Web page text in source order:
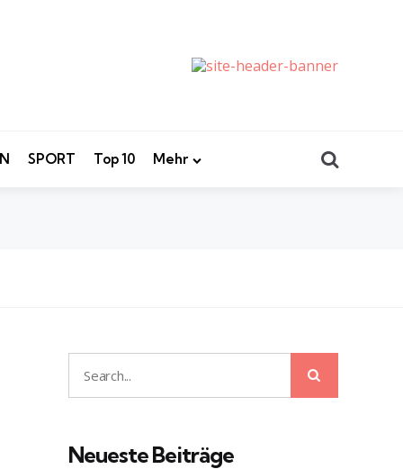
SPORT Top 10 Mehr
Search
for:
Neueste Beiträge